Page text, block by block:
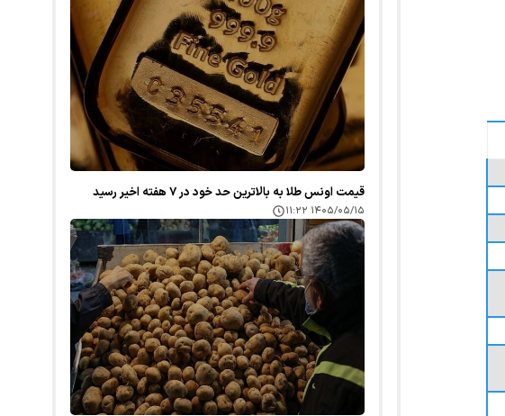
قیمت اونس طلا به بالاترین حد خود در ۷ هفته اخیر رسید
۱۴۰۵/۰۵/۱۵ ۱۱:۲۲